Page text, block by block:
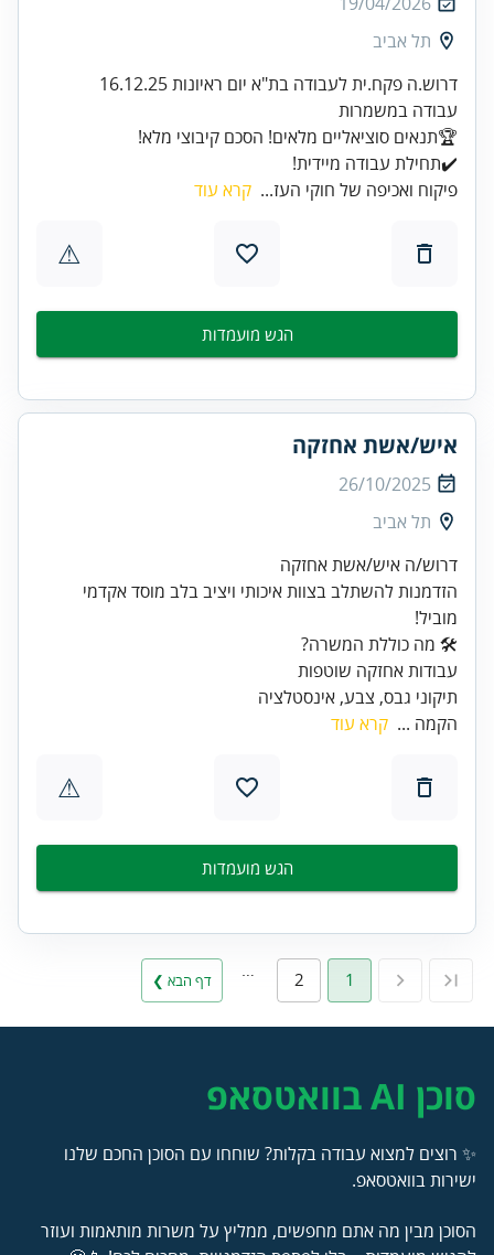
תל אביב
✔️תחילת עבודה מיידית!
פיקוח ואכיפה של חוקי העז... קרא עוד
⚠
הגש מועמדות
איש/אשת אחזקה
26/10/2025
תל אביב
הזדמנות להשתלב בצוות איכותי ויציב בלב מוסד אקדמי
מוביל!
תיקוני גבס, צבע, אינסטלציה
הקמה ... קרא עוד
⚠
הגש מועמדות
1
2 דף הבא ❯
סוכן AI בוואטסאפ
✨ רוצים למצוא עבודה בקלות? שוחחו עם הסוכן החכם שלנו
ישירות בוואטסאפ.
הסוכן מבין מה אתם מחפשים, ממליץ על משרות מותאמות ועוזר